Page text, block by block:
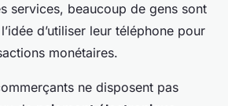
services, beaucoup de gens sont
d’utiliser leur téléphone pour
monétaires.
ne disposent pas